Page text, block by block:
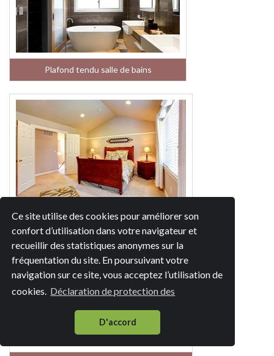
Ce site utilise des cookies pour améliorer son
confort d’utilisation dans votre navigateur et
recueillir des statistiques anonymes sur la
fréquentation du site. En poursuivant votre
navigation sur ce site, vous acceptez l’utilisation de
cookies. Déclaration de protection des
D'accord
Plafond tendu salle de bains
Plafond tendu acoustique